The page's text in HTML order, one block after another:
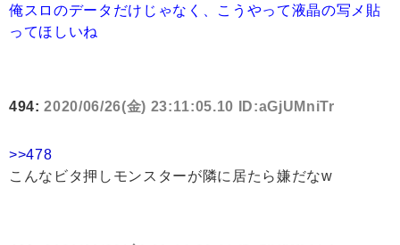
俺スロのデータだけじゃなく、こうやって液晶の写メ貼
ってほしいね
494:2020/06/26(金) 23:11:05.10 ID:aGjUMniTr
>>478
こんなビタ押しモンスターが隣に居たら嫌だなw